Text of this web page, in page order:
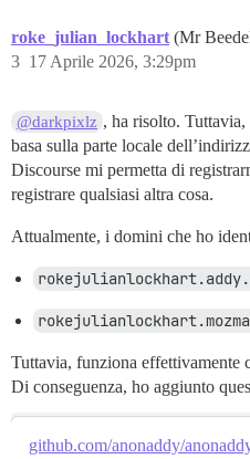
roke_julian_lockhart (Mr
17 Aprile 2026, 3:29pm
3
@darkpixlz , ha risolto.
basa sulla parte locale
Discourse mi permetta di
registrare qualsiasi altra cosa.
Attualmente, i domini che ho
Tuttavia, funziona effettivamente
Di conseguenza, ho aggiunto
github.com/anonaddy/